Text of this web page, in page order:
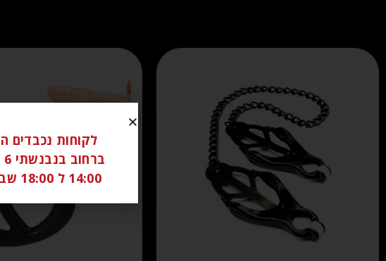
14:00 ל 18:00 שבת סגור יש לתאם מראש בוואטצאפ 058-6306262